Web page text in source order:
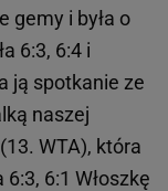
gemy i była o
6:3, 6:4 i
ją spotkanie ze
naszej
(13. WTA), która
6:1 Włoszkę